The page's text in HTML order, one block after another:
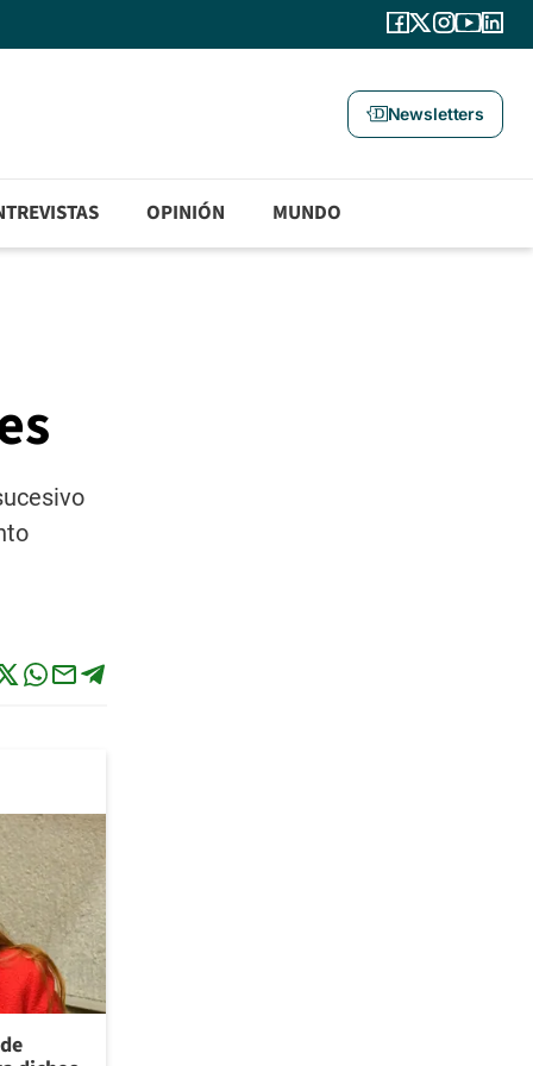
Newsletters
OPINIÓN MUNDO